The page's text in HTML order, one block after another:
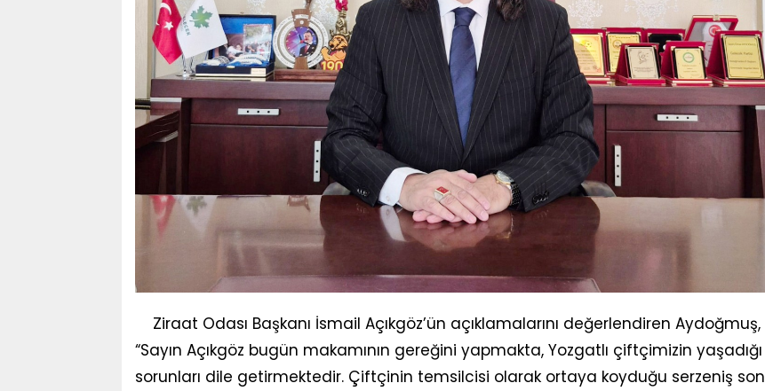
Ziraat Odası Başkanı İsmail Açıkgöz’ün açıklamalarını değerlendiren Aydoğmuş,
“Sayın Açıkgöz bugün makamının gereğini yapmakta, Yozgatlı çiftçimizin yaşadığı
sorunları dile getirmektedir. Çiftçinin temsilcisi olarak ortaya koyduğu serzeniş son